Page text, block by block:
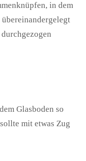
in dem
Glasboden so
mit etwas Zug